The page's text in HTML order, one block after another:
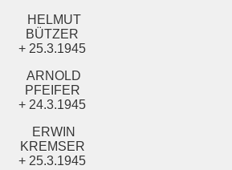
HELMUT
BÜTZER
+ 25.3.1945
ARNOLD
PFEIFER
+ 24.3.1945
ERWIN
KREMSER
+ 25.3.1945